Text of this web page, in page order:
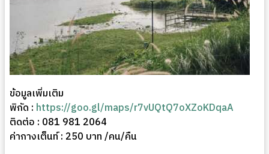
ข้อมูลเพิ่มเติม
พิกัด : https://goo.gl/maps/r7vUQtQ7oXZoKDqaA
ติดต่อ : 081 981 2064
ค่ากางเต็นท์ : 250 บาท /คน/คืน